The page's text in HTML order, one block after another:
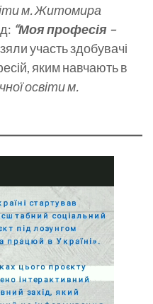
м. Житомира
“Моя професія –
участь здобувачі
яким навчають в
освіти м.